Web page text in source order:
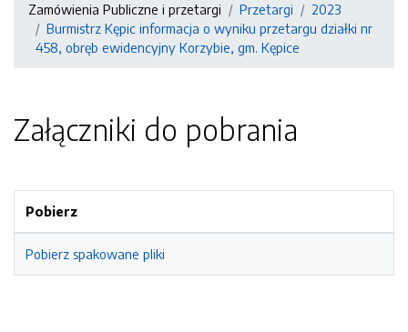
Zamówienia Publiczne i przetargi Przetargi
2023
Burmistrz Kępic informacja o wyniku przetargu działki nr
458, obręb ewidencyjny Korzybie, gm. Kępice
Załączniki do pobrania
Pobierz
Pobierz spakowane pliki